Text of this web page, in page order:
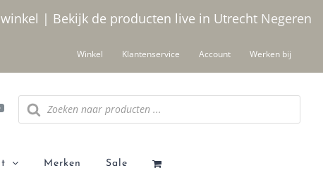
| Bekijk de producten live in Utrecht Negeren
Winkel Klantenservice Account Werken bij
Producten
zoeken
Merken Sale